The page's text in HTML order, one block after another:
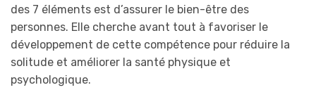
des 7 éléments est d’assurer le bien-être des
personnes. Elle cherche avant tout à favoriser le
développement de cette compétence pour réduire la
solitude et améliorer la santé physique et
psychologique.